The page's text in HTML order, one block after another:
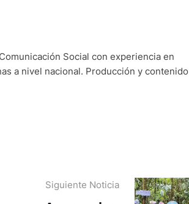
Social con experiencia en
a nivel nacional. Producción y contenido
Siguiente Noticia